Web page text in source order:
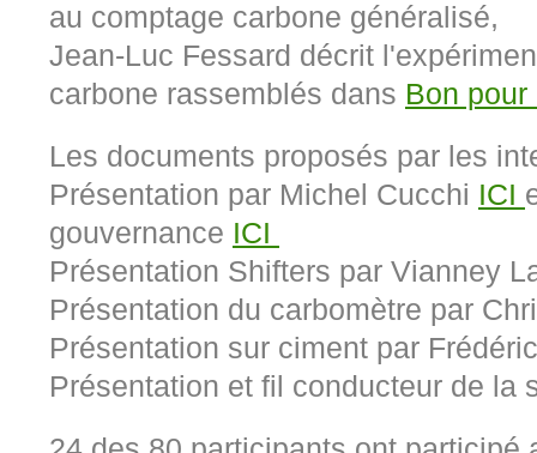
au comptage carbone généralisé,
Jean-Luc Fessard décrit
carbone rassemblés dans Bon
Les documents proposés par les
Présentation par Michel Cucchi ICI
gouvernance ICI
Présentation Shifters par Vianney
Présentation du carbomètre par
Présentation sur ciment par
Présentation et fil conducteur de la